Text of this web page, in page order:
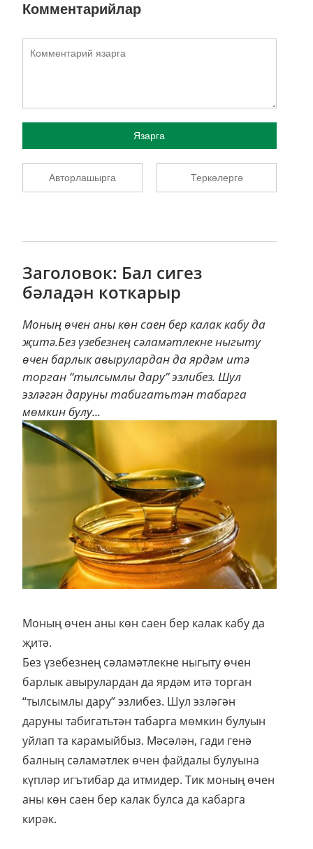
Комментарийлар
Язарга
Авторлашырга Теркәлергә
Заголовок: Бал сигез
бәладән коткарыр
Моның өчен аны көн саен бер калак кабу да
җитә.Без үзебезнең сәламәтлекне ныгыту
өчен барлык авырулардан да ярдәм итә
торган “тылсымлы дару” эзлибез. Шул
эзләгән даруны табигатьтән табарга
мөмкин булу...
Моның өчен аны көн саен бер калак кабу да
җитә.
Без үзебезнең сәламәтлекне ныгыту өчен
барлык авырулардан да ярдәм итә торган
“тылсымлы дару” эзлибез. Шул эзләгән
даруны табигатьтән табарга мөмкин булуын
уйлап та карамыйбыз. Мәсәлән, гади генә
балның сәламәтлек өчен файдалы булуына
күпләр игътибар да итмидер. Тик моның өчен
аны көн саен бер калак булса да кабарга
кирәк.